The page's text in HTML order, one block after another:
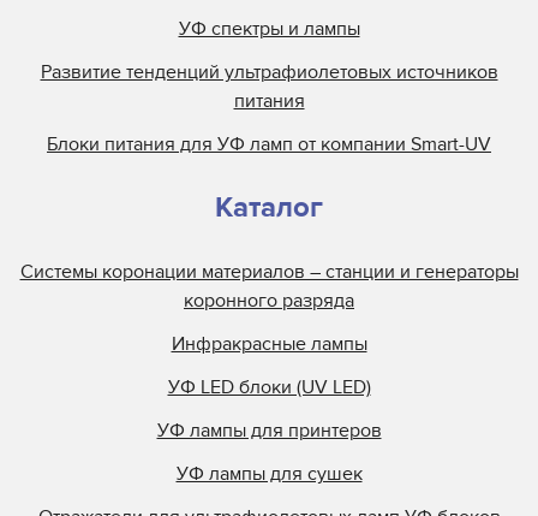
УФ спектры и лампы
Развитие тенденций ультрафиолетовых источников
питания
Блоки питания для УФ ламп от компании Smart-UV
Каталог
Системы коронации материалов – станции и генераторы
коронного разряда
Инфракрасные лампы
УФ LED блоки (UV LED)
УФ лампы для принтеров
УФ лампы для сушек